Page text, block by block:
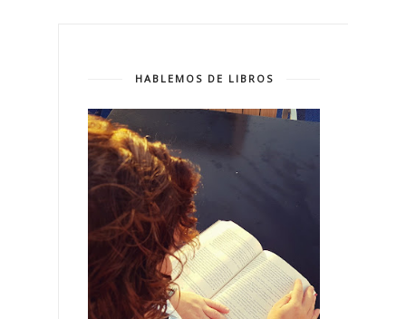
HABLEMOS DE LIBROS